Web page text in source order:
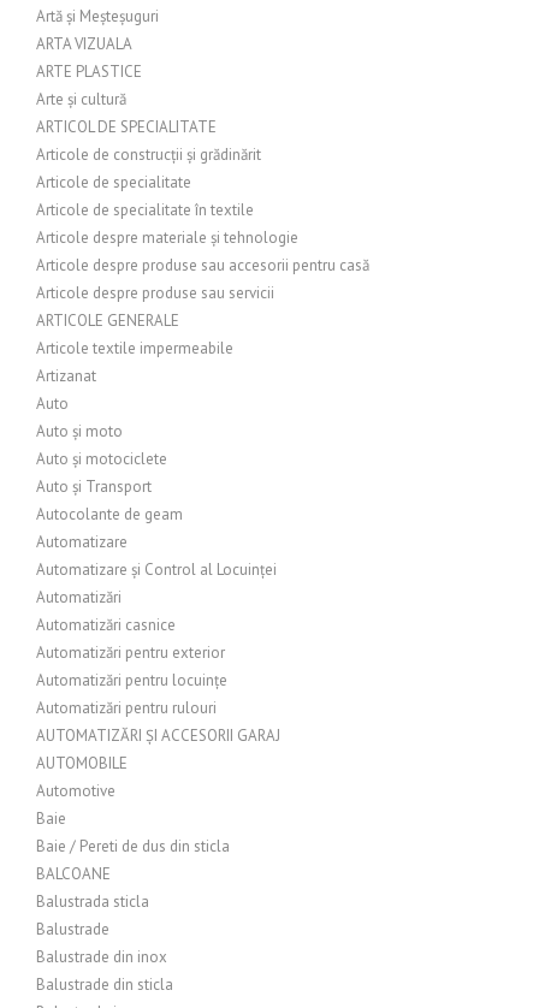
Artă și Meșteșuguri
ARTA VIZUALA
ARTE PLASTICE
Arte și cultură
ARTICOL DE SPECIALITATE
Articole de construcții și grădinărit
Articole de specialitate
Articole de specialitate în textile
Articole despre materiale și tehnologie
Articole despre produse sau accesorii pentru casă
Articole despre produse sau servicii
ARTICOLE GENERALE
Articole textile impermeabile
Artizanat
Auto
Auto și moto
Auto și motociclete
Auto și Transport
Autocolante de geam
Automatizare
Automatizare și Control al Locuinței
Automatizări
Automatizări casnice
Automatizări pentru exterior
Automatizări pentru locuințe
Automatizări pentru rulouri
AUTOMATIZĂRI ȘI ACCESORII GARAJ
AUTOMOBILE
Automotive
Baie
Baie / Pereti de dus din sticla
BALCOANE
Balustrada sticla
Balustrade
Balustrade din inox
Balustrade din sticla